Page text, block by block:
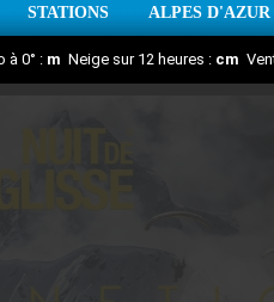
STATIONS ALPES D'AZUR
à 0° : m Neige sur 12 heures : cm